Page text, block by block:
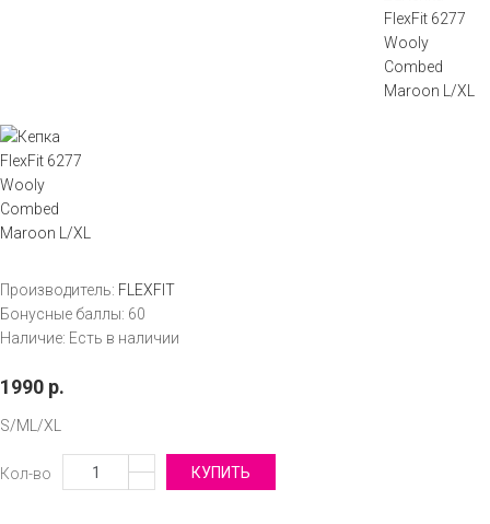
Производитель: FLEXFIT
Бонусные баллы: 60
Наличие: Есть в наличии
1990 р.
S/M L/XL
Кол-во